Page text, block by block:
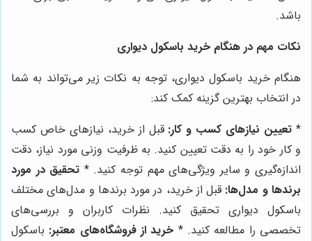
باشد.
نکات مهم در هنگام خرید باسکول دیواری
هنگام خرید باسکول دیواری، توجه به نکات زیر می‌تواند به شما
در انتخاب بهترین گزینه کمک کند:
* تعیین نیازهای کسب و کار: قبل از خرید، نیازهای خاص کسب
و کار خود را به دقت تعیین کنید. به ظرفیت وزنی مورد نیاز، دقت
اندازه‌گیری و سایر ویژگی‌های مهم توجه کنید. * تحقیق در مورد
برندها و مدل‌ها: قبل از خرید، در مورد برندها و مدل‌های مختلف
باسکول دیواری تحقیق کنید. نظرات کاربران و بررسی‌های
تخصصی را مطالعه کنید. * خرید از فروشگاه‌های معتبر: باسکول